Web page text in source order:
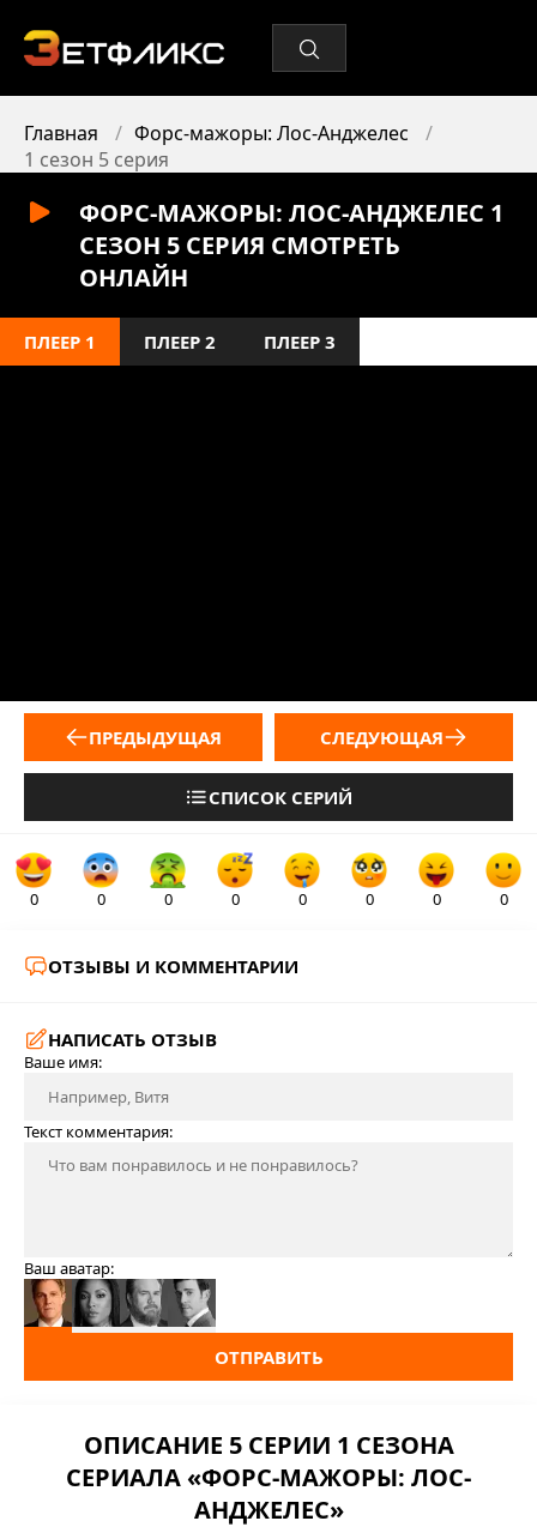
Главная
Форс-мажоры: Лос-Анджелес
1 сезон 5 серия
ФОРС-МАЖОРЫ: ЛОС-АНДЖЕЛЕС 1
СЕЗОН 5 СЕРИЯ СМОТРЕТЬ
ОНЛАЙН
ПЛЕЕР 1 ПЛЕЕР 2 ПЛЕЕР 3
ПРЕДЫДУЩАЯ
СПИСОК СЕРИЙ
СЛЕДУЮЩАЯ
0 0 0 0 0 0 0 0
ОТЗЫВЫ И КОММЕНТАРИИ
НАПИСАТЬ ОТЗЫВ
Ваше имя:
Текст комментария:
Ваш аватар:
ОТПРАВИТЬ
ОПИСАНИЕ 5 СЕРИИ 1 СЕЗОНА
СЕРИАЛА «ФОРС-МАЖОРЫ: ЛОС-
АНДЖЕЛЕС»